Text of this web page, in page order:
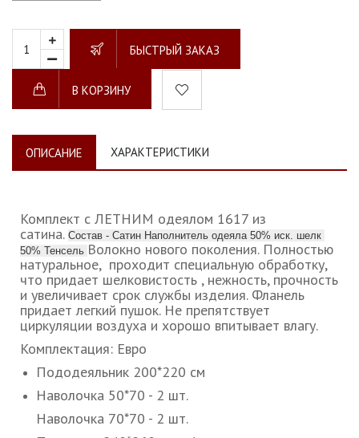
БЫСТРЫЙ ЗАКАЗ
В КОРЗИНУ
ОПИСАНИЕ ХАРАКТЕРИСТИКИ
Комплект с ЛЕТНИМ одеялом 1617 из
сатина. Состав - Сатин Наполнитель одеяла 50% иск. шелк
50% Тенсель Волокно нового поколения. Полностью
натуральное, проходит специальную обработку,
что придает шелковистость , нежность, прочность
и увеличивает срок службы изделия. Фланель
придает легкий пушок. Не препятствует
циркуляции воздуха и хорошо впитывает влагу.
Комплектация: Евро
Пододеяльник 200*220 см
Наволочка 50*70 - 2 шт.
Наволочка 70*70 - 2 шт.